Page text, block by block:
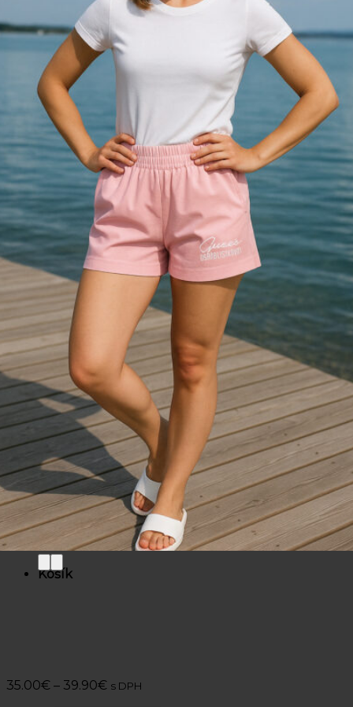
Slnečné okuliare
Hrnčeky a poháre s potlačou
Darčekové poukážky
Pánska móda
Kategórie
Mikiny a svetre
Bundy
Nohavice a tepláky
Pánska obuv
Spodné prádlo
Pánske doplnky
Detská móda
0 – 3 roky
4-7 rokov
8-13 rokov
14-18 rokov
Detské doplnky
Dámska móda na každý deň
Bundy
Saká / Kabáty
Košele / Blúzky
Mikiny / Svetre
Nohavice / Tepláky
Sukne / Kraťasy
Súpravy
Tričká
Šaty
Doplnky
Bazárová ponuka
Dámske
Detské
Košík
35.00€ – 39.90€ s DPH